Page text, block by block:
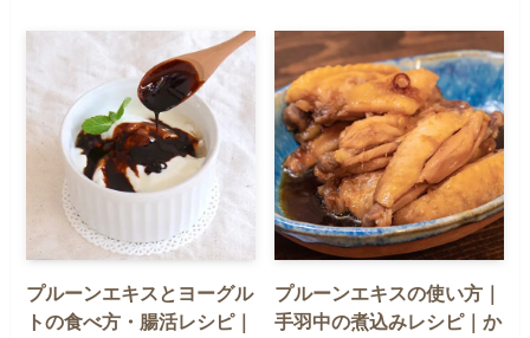
プルーンエキスとヨーグル
トの食べ方・腸活レシピ｜
プルーンエキスの使い方｜
手羽中の煮込みレシピ｜か